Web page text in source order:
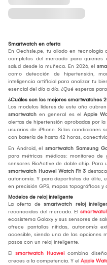
Smartwatch en oferta
En Oechsle.pe, tu aliado en tecnología
completos del mercado para quienes
salud desde la muñeca. En 2026, el
como detección de hipertensión,
inteligencia artificial para analizar tu
esencial del día a día. ¿Qué esperas
¿Cuáles son los mejores smartwatches
Los modelos líderes de este año
smartwatch en general es el Apple
alertas de hipertensión aprobadas por
usuarios de iPhone. Si las condiciones
con batería de hasta 42 horas,
En Android, el smartwatch Samsung
para métricas médicas: monitoreo de
sensores BioActive de doble chip. Para
smartwatch Huawei Watch Fit 3
autonomía. Y para deportistas de élite,
en precisión GPS, mapas topográficos y
Modelos de reloj inteligente
La oferta de smartwatch reloj
reconocidas del mercado. El
ecosistema Galaxy y sus sensores de
ofrece pantallas nítidas, autonomía
accesible, siendo una de las opciones
pasos con un reloj inteligente.
El smartwatch Huaweicombina
creces a la competencia. Y el Apple